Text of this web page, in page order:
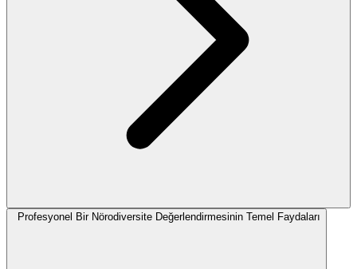
Profesyonel Bir Nörodiversite Değerlendirmesinin Temel Faydaları